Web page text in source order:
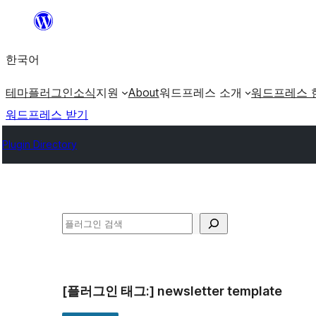
츠
로
로
가
한국어
테마플러그인소식지원 About워드프레스 소개 워드프레스
워드프레스 받기
Plugin Directory
검
[플러그인 태그:] newsletter template